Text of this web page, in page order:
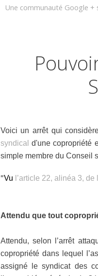
Une communauté Google
Voici un arrêt qui
syndical d'une copropriété
simple membre du Conseil
"Vu l’article 22, alinéa 3,
Attendu que tout
Attendu, selon l’arrêt
copropriété dans lequel
assigné le syndicat des